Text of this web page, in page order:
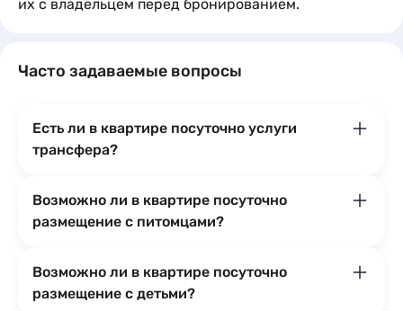
их с владельцем перед бронированием.
Часто задаваемые вопросы
Есть ли в квартире посуточно услуги
трансфера?
Возможно ли в квартире посуточно
размещение с питомцами?
Возможно ли в квартире посуточно
размещение с детьми?